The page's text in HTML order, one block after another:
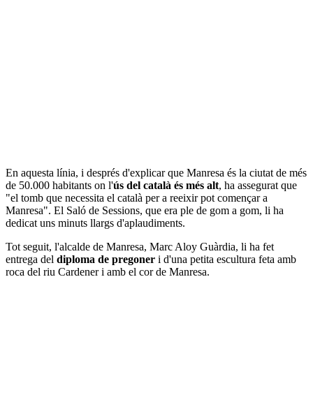
En aquesta línia, i després d'explicar que Manresa és la ciutat de més
de 50.000 habitants on l'ús del català és més alt, ha assegurat que
"el tomb que necessita el català per a reeixir pot començar a
Manresa". El Saló de Sessions, que era ple de gom a gom, li ha
dedicat uns minuts llargs d'aplaudiments.
Tot seguit, l'alcalde de Manresa, Marc Aloy Guàrdia, li ha fet
entrega del diploma de pregoner i d'una petita escultura feta amb
roca del riu Cardener i amb el cor de Manresa.